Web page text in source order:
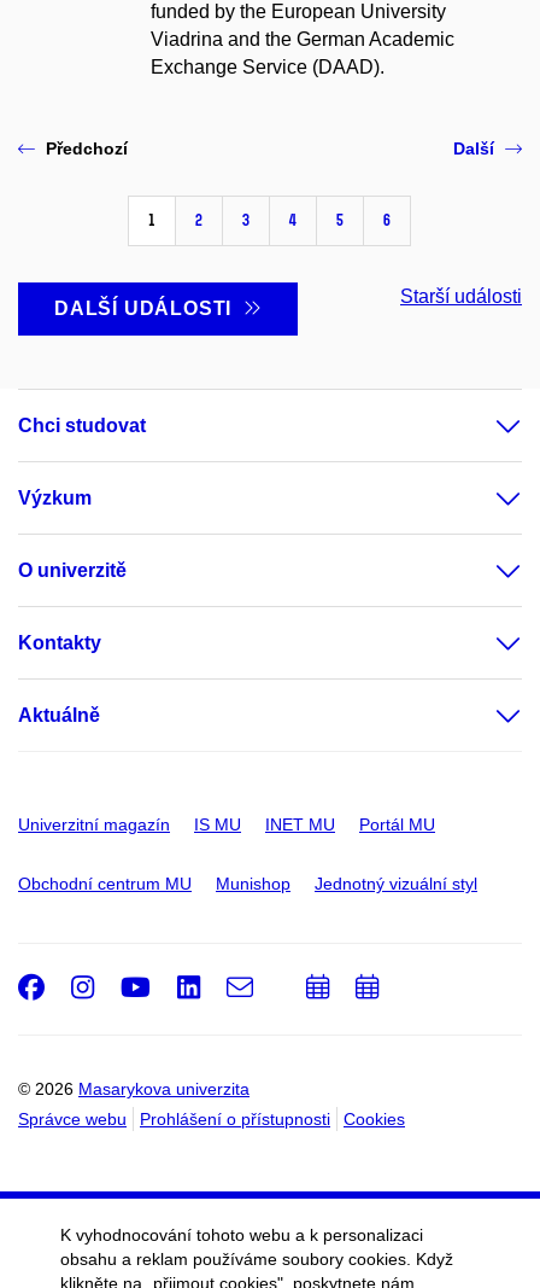
funded by the European University
Viadrina and the German Academic
Exchange Service (DAAD).
Předchozí
1 2 3 4 5 6
Další
DALŠÍ UDÁLOSTI
Starší události
Chci studovat
Výzkum
O univerzitě
Kontakty
Aktuálně
Univerzitní magazín IS MU INET MU Portál MU
Obchodní centrum MU Munishop Jednotný vizuální styl
© 2026 Masarykova univerzita
Správce webu
Prohlášení o přístupnosti Cookies
Facebook
Instagram
Youtube
LinkedIn
e-
PřidatPřidat
K vyhodnocování tohoto webu a k personalizaci
obsahu a reklam používáme soubory cookies. Když
klikněte na „přijmout cookies", poskytnete nám